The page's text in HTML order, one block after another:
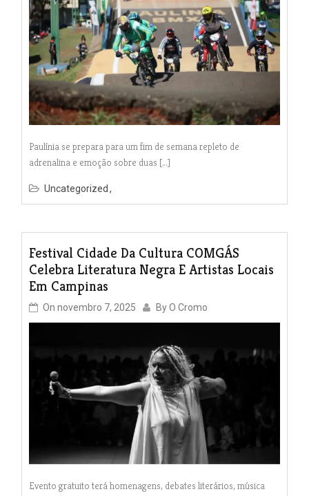
Paulínia se prepara para um fim de semana repleto de
adrenalina e emoção sobre duas […]
Uncategorized
Festival Cidade Da Cultura COMGÁS
Celebra Literatura Negra E Artistas Locais
Em Campinas
On novembro 7, 2025 ByO Cromo
Evento gratuito terá homenagens, debates literários, música